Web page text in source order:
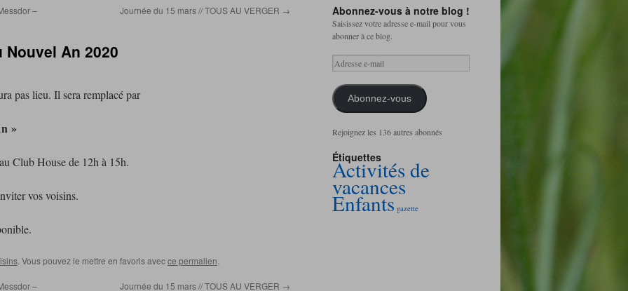
–
Journée du 15 mars // TOUS AU VERGER →
An 2020
pas lieu. Il sera remplacé par
»
Club House de 12h à 15h.
vos voisins.
. Vous pouvez le mettre en favoris avecce permalien
– Journée du 15 mars // TOUS AU VERGER →
Abonnez-vous à notre blog !
Saisissez votre adresse e-mail pour vous
abonner à ce blog.
Adresse
e-
mail
Abonnez-vous
Rejoignez les 136 autres abonnés
Étiquettes
Activités de
vacances
Enfants gazette